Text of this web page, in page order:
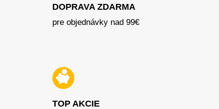
DOPRAVA ZDARMA
pre objednávky nad 99€
TOP AKCIE